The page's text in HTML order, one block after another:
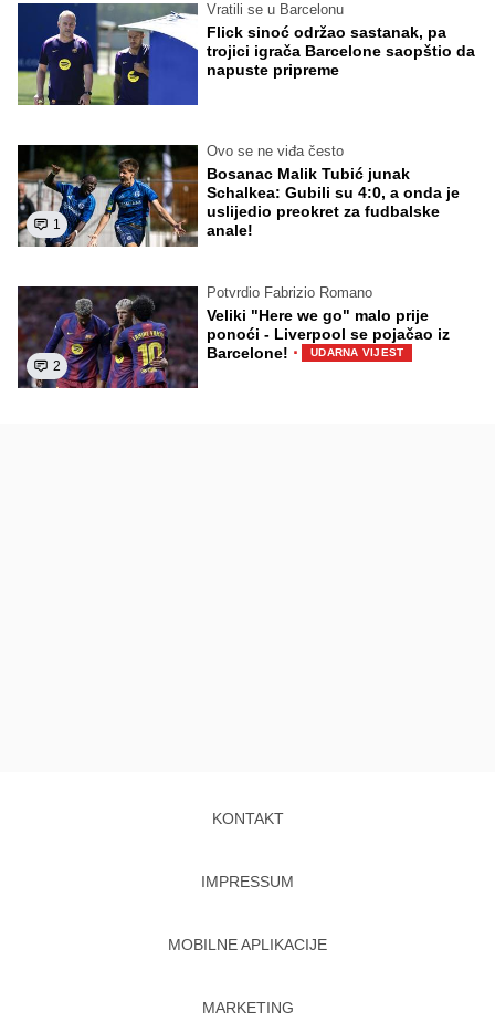
Vratili se u Barcelonu
Flick sinoć održao sastanak, pa
trojici igrača Barcelone saopštio da
napuste pripreme
1
Ovo se ne viđa često
Bosanac Malik Tubić junak
Schalkea: Gubili su 4:0, a onda je
uslijedio preokret za fudbalske
anale!
2
Potvrdio Fabrizio Romano
Veliki "Here we go" malo prije
ponoći - Liverpool se pojačao iz
Barcelone! · UDARNA VIJEST
KONTAKT
IMPRESSUM
MOBILNE APLIKACIJE
MARKETING